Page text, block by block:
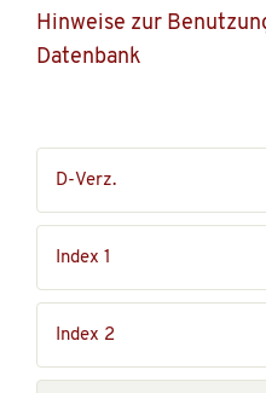
Hinweise zur
Datenbank